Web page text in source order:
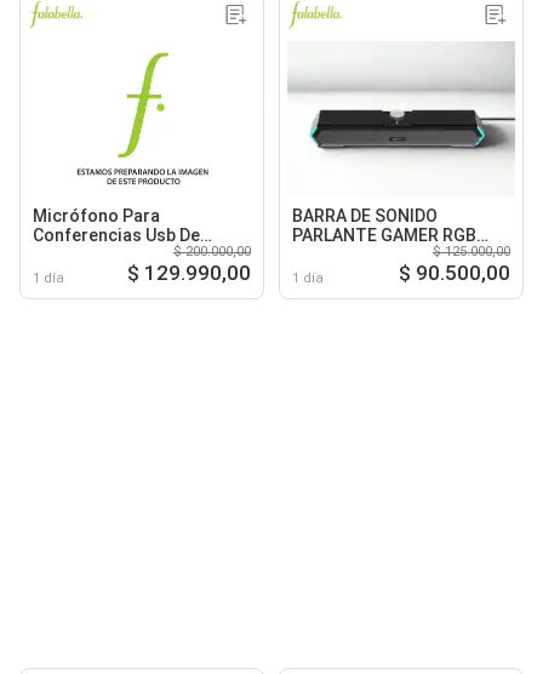
Micrófono Para
Conferencias Usb De
Omnidireccional
1 día
$ 200.000,00
$ 129.990,00
BARRA DE SONIDO
PARLANTE GAMER RGB
1 día
$ 125.000,00
$ 90.500,00